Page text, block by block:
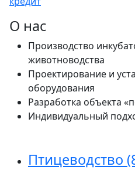
О нас
Производство
животноводства
Проектирование и
оборудования
Разработка объекта
Индивидуальный
Птицеводство